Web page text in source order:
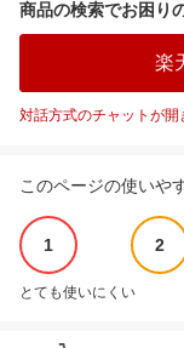
商品の検索でお困り
楽
対話方式のチャットが開
このページの使いや
1 2
とても使いにくい